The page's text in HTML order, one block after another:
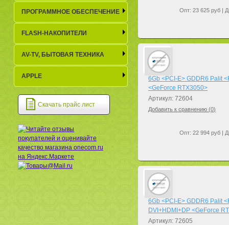
Опт: 23 625 руб |
6Gb <PCI-E> GDDR6 Palit
<GeForce RTX3050>
Артикул: 72604
Добавить к сравнению (0)
Опт: 22 994 руб |
6Gb <PCI-E> GDDR6 Palit
DVI+HDMI+DP <GeForce
Артикул: 72605
ПРОГРАММНОЕ ОБЕСПЕЧЕНИЕ
FLASH-НАКОПИТЕЛИ
AV-TV, БЫТОВАЯ ТЕХНИКА
APPLE
Скачать прайс лист